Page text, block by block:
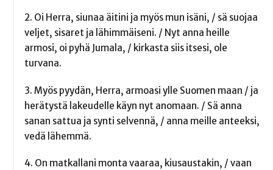
2. Oi Herra, siunaa äitini ja myös mun isäni, / sä suojaa
veljet, sisaret ja lähimmäiseni. / Nyt anna heille
armosi, oi pyhä Jumala, / kirkasta siis itsesi, ole
turvana.
3. Myös pyydän, Herra, armoasi ylle Suomen maan / ja
herätystä lakeudelle käyn nyt anomaan. / Sä anna
sanan sattua ja synti selvennä, / anna meille anteeksi,
vedä lähemmä.
4. On matkallani monta vaaraa, kiusaustakin, / vaan